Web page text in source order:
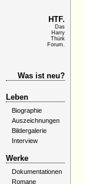
HTF.
Das
Harry
Thürk
Forum.
Was ist neu?
Leben
Biographie
Auszeichnungen
Bildergalerie
Interview
Werke
Dokumentationen
Romane